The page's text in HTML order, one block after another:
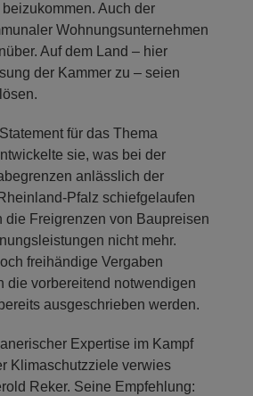
Auch der
Wohnungsunternehmen
Auf dem Land – hier
der Kammer zu – seien
für das Thema
sie, was bei der
anlässlich der
Pfalz schiefgelaufen
die Freigrenzen von Baupreisen
nicht mehr.
freihändige Vergaben
die vorbereitend notwendigen
ausgeschrieben werden.
Expertise im Kampf
Klimaschutzziele verwies
Reker. Seine Empfehlung: